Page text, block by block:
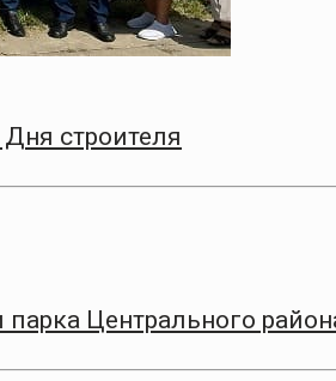
строителя
Центрального